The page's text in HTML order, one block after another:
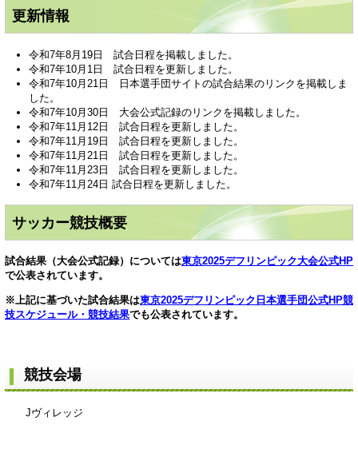
更新情報
令和7年8月19日 試合日程を掲載しました。
令和7年10月1日 試合日程を更新しました。
令和7年10月21日 日本選手団サイトの試合結果のリンクを掲載しま
した。
令和7年10月30日 大会公式記録のリンクを掲載しました。
令和7年11月12日 試合日程を更新しました。
令和7年11月19日 試合日程を更新しました。
令和7年11月21日 試合日程を更新しました。
令和7年11月23日 試合日程を更新しました。
令和7年11月24日 試合日程を更新しました。
サッカー競技概要
試合結果（大会公式記録）については東京2025デフリンピック大会公式HP
で公表されています。
※上記に基づいた試合結果は東京2025デフリンピック日本選手団公式HP競
技スケジュール・競技結果でも公表されています。
競技会場
Jヴィレッジ